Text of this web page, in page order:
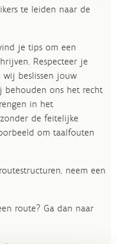
te leiden naar de
je tips om een
Respecteer je
beslissen jouw
behouden ons het recht
in het
de feitelijke
om taalfouten
neem een
route? Ga dan naar